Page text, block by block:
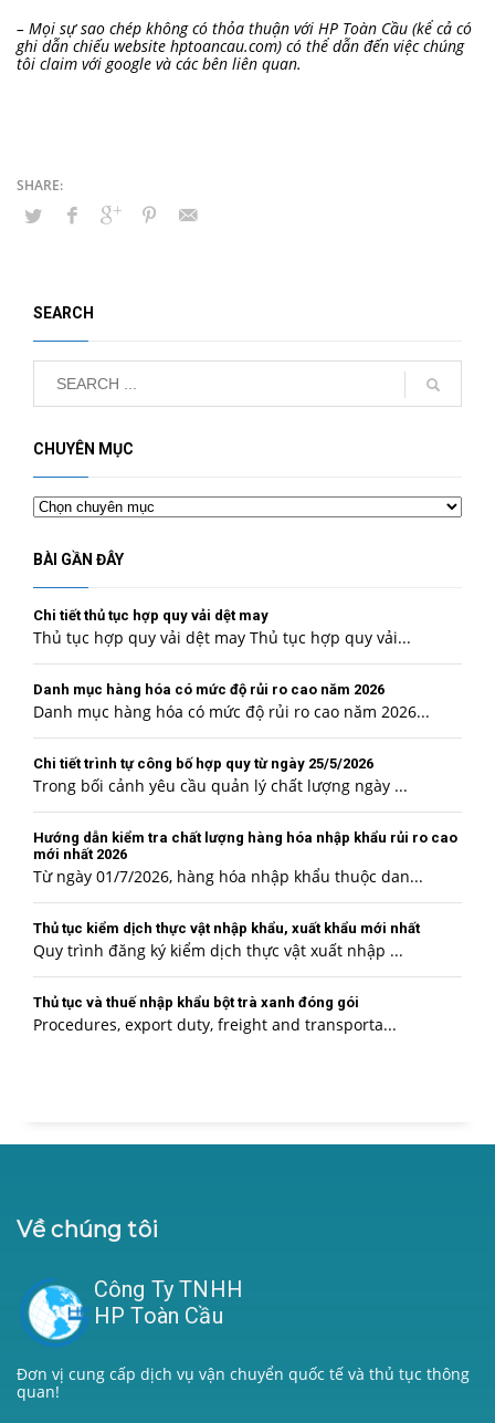
– Mọi sự sao chép không có thỏa thuận với HP Toàn Cầu (kể cả có
ghi dẫn chiếu website hptoancau.com) có thể dẫn đến việc chúng
tôi claim với google và các bên liên quan.
SEARCH
CHUYÊN MỤC
Chuyên
mục
BÀI GẦN ĐÂY
Chi tiết thủ tục hợp quy vải dệt may
Thủ tục hợp quy vải dệt may Thủ tục hợp quy vải...
Danh mục hàng hóa có mức độ rủi ro cao năm 2026
Danh mục hàng hóa có mức độ rủi ro cao năm 2026...
Chi tiết trình tự công bố hợp quy từ ngày 25/5/2026
Trong bối cảnh yêu cầu quản lý chất lượng ngày ...
Hướng dẫn kiểm tra chất lượng hàng hóa nhập khẩu rủi ro cao
mới nhất 2026
Từ ngày 01/7/2026, hàng hóa nhập khẩu thuộc dan...
Thủ tục kiểm dịch thực vật nhập khẩu, xuất khẩu mới nhất
Quy trình đăng ký kiểm dịch thực vật xuất nhập ...
Thủ tục và thuế nhập khẩu bột trà xanh đóng gói
Procedures, export duty, freight and transporta...
Về chúng tôi
Công Ty TNHH
HP Toàn Cầu
Đơn vị cung cấp dịch vụ vận chuyển quốc tế và thủ tục thông
quan!